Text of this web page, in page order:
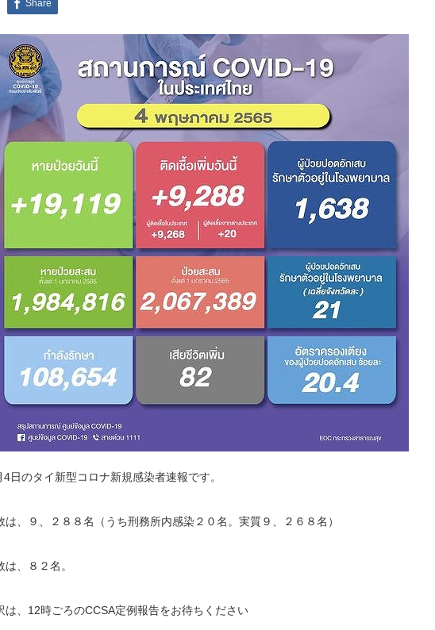
Share
日のタイ新型コロナ新規感染者速報です。
は、９、２８８名（うち刑務所内感染２０名。実質９、２６８名）
は、８２名。
は、12時ごろのCCSA定例報告をお待ちください